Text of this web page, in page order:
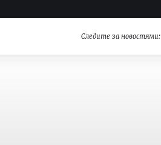
Следите за новостями: